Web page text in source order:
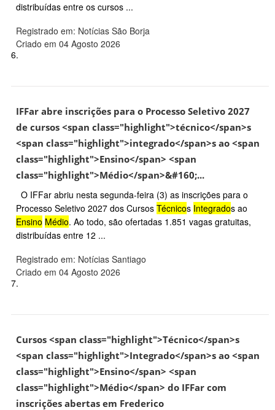
distribuídas entre os cursos ...
Registrado em: Notícias São Borja
Criado em 04 Agosto 2026
6.
IFFar abre inscrições para o Processo Seletivo 2027
de cursos <span class="highlight">técnico</span>s
<span class="highlight">integrado</span>s ao <span
class="highlight">Ensino</span> <span
class="highlight">Médio</span>&#160;...
O IFFar abriu nesta segunda-feira (3) as inscrições para o
Processo Seletivo 2027 dos Cursos Técnicos Integrados ao
Ensino Médio. Ao todo, são ofertadas 1.851 vagas gratuitas,
distribuídas entre 12 ...
Registrado em: Notícias Santiago
Criado em 04 Agosto 2026
7.
Cursos <span class="highlight">Técnico</span>s
<span class="highlight">Integrado</span>s ao <span
class="highlight">Ensino</span> <span
class="highlight">Médio</span> do IFFar com
inscrições abertas em Frederico